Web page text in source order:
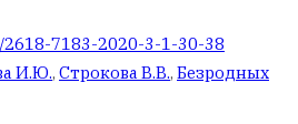
7183-2020-3-1-30-38
И.Ю., Строкова В.В., Безродных